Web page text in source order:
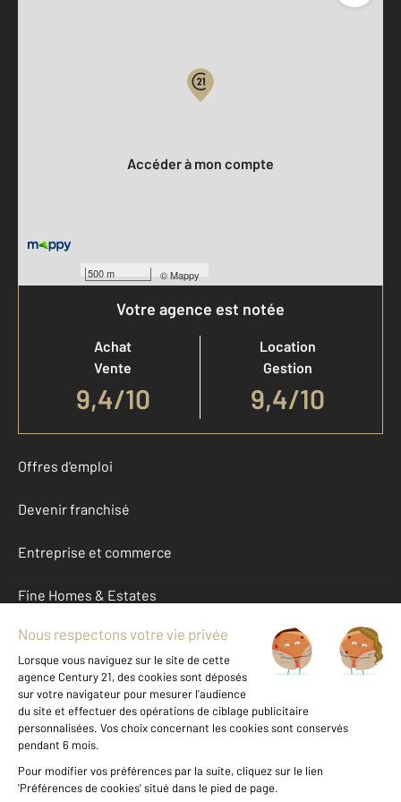
500 m ©Mappy
Accéder à mon compte
Votre agence est notée
Achat
Vente
9,4/10
Location
Gestion
9,4/10
Offres d'emploi
Devenir franchisé
Entreprise et commerce
Fine Homes & Estates
À propos
International
Nous contacter